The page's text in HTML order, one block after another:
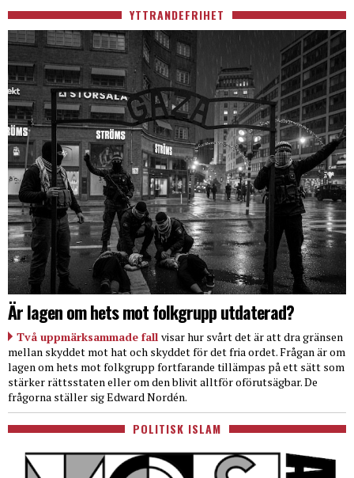
YTTRANDEFRIHET
Är lagen om hets mot folkgrupp utdaterad?
Två uppmärksammade fall visar hur svårt det är att dra gränsen
mellan skyddet mot hat och skyddet för det fria ordet. Frågan är om
lagen om hets mot folkgrupp fortfarande tillämpas på ett sätt som
stärker rättsstaten eller om den blivit alltför oförutsägbar. De
frågorna ställer sig Edward Nordén.
POLITISK ISLAM